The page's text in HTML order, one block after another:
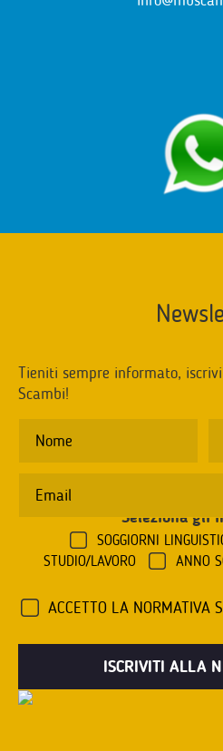
Tieniti sempre informato,
Scambi!
Seleziona gli
SOGGIORNI
STUDIO/LAVORO
ANNO
ACCETTO LA NORMATIVA